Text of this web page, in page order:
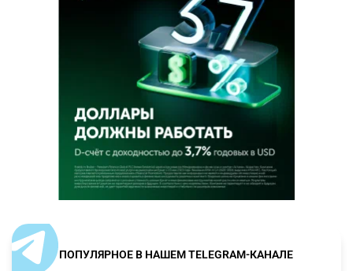
ПОПУЛЯРНОЕ В НАШЕМ TELEGRAM-КАНАЛЕ